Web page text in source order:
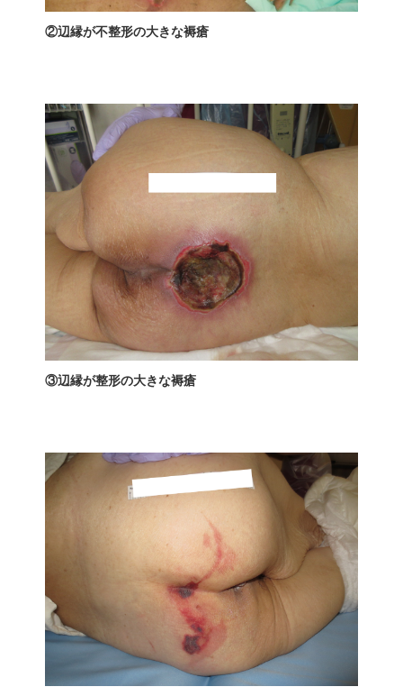
②辺縁が不整形の大きな褥瘡
③辺縁が整形の大きな褥瘡